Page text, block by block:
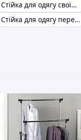
Стійка для одягу своїми руками
Стійка для одягу пересувна